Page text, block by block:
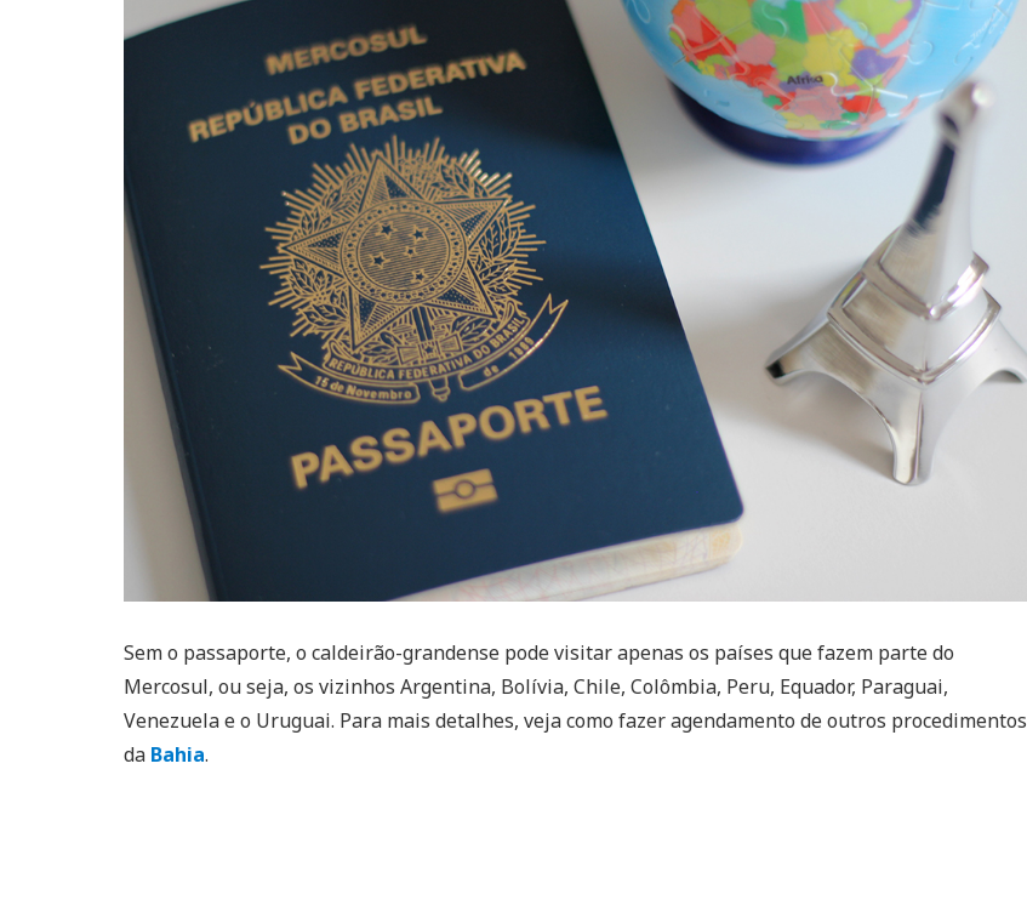
Sem o passaporte, o caldeirão-grandense pode visitar apenas os países que fazem parte do
Mercosul, ou seja, os vizinhos Argentina, Bolívia, Chile, Colômbia, Peru, Equador, Paraguai,
Venezuela e o Uruguai. Para mais detalhes, veja como fazer agendamento de outros procedimentos
da Bahia.